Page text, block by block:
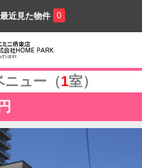
最近見た物件 0
ニュー（1室）